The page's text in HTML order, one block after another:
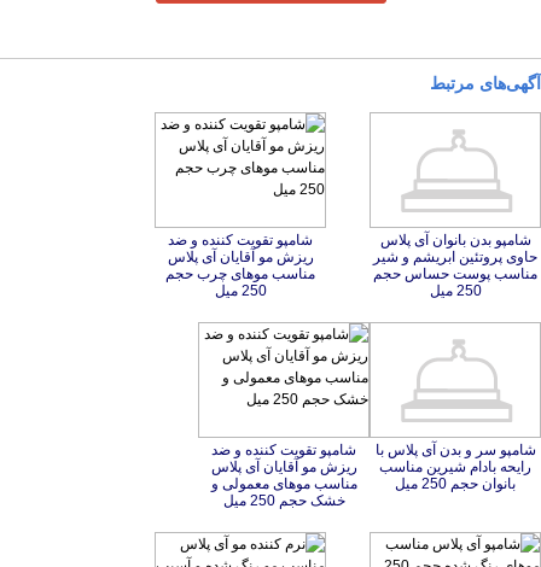
آگهی‌های مرتبط
شامپو بدن بانوان آی پلاس
حاوی پروتئین ابریشم و شیر
مناسب پوست حساس حجم
250 میل
شامپو تقویت کننده و ضد
ریزش مو آقایان آی پلاس
مناسب موهای چرب حجم
250 میل
شامپو سر و بدن آی پلاس با
رایحه بادام شیرین مناسب
بانوان حجم 250 میل
شامپو تقویت كننده و ضد
ریزش مو آقایان آی پلاس
مناسب موهای معمولی و
خشک حجم 250 میل